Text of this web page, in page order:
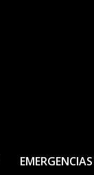
EMERGENCIAS